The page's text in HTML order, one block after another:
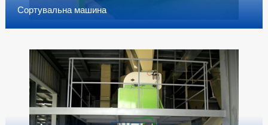
Сортувальна машина